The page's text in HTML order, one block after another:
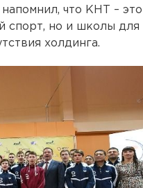
что КНТ – это
спорт, но и школы для
холдинга.